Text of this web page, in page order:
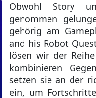
Obwohl Story
genommen
gehörig am
and his Robot
lösen wir der
kombinieren
setzen sie an der
ein, um